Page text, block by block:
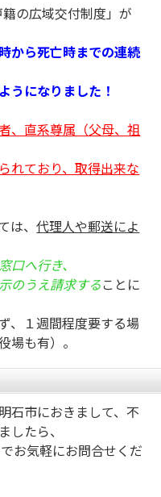
の広域交付制度」が
から死亡時までの連続
うになりました！
、直系尊属（父母、祖
れており、取得出来な
は、代理人や郵送によ
口へ行き、
のうえ請求することに
、１週間程度要する場
場も有）。
石市におきまして、不
したら、
お気軽にお問合せくだ